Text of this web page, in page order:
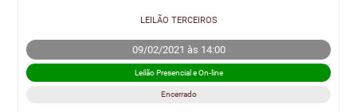
LEILÃO TERCEIROS
09/02/2021 às 14:00
Leilão Presencial e On-line
Encerrado